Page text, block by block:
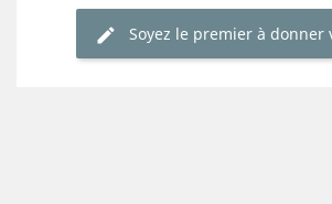
Soyez le premier à donner